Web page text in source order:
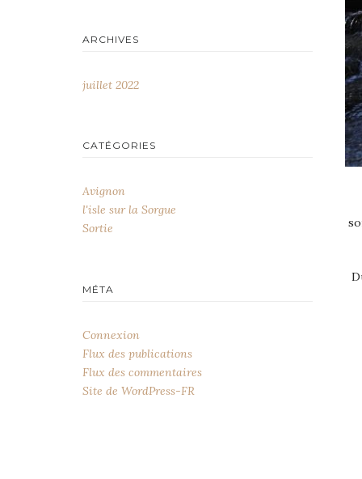
ARCHIVES
juillet 2022
CATÉGORIES
Avignon
l'isle sur la Sorgue
Sortie
MÉTA
Connexion
Flux des publications
Flux des commentaires
Site de WordPress-FR